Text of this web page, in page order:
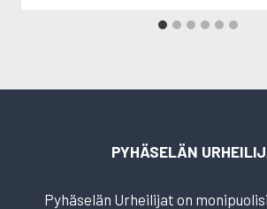
PYHÄSELÄN
Pyhäselän Urheilijat on